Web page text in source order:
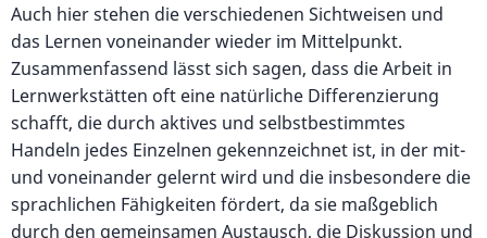
Auch hier stehen die verschiedenen Sichtweisen und
das Lernen voneinander wieder im Mittelpunkt.
Zusammenfassend lässt sich sagen, dass die Arbeit in
Lernwerkstätten oft eine natürliche Differenzierung
schafft, die durch aktives und selbstbestimmtes
Handeln jedes Einzelnen gekennzeichnet ist, in der mit-
und voneinander gelernt wird und die insbesondere die
sprachlichen Fähigkeiten fördert, da sie maßgeblich
durch den gemeinsamen Austausch, die Diskussion und